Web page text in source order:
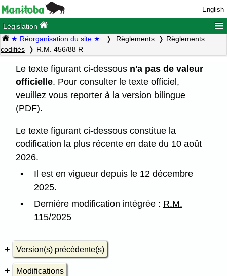
English
Législation ≡
★ Réorganisation du site ★ Règlements
Règlements
codifiés
R.M. 456/88 R
Le texte figurant ci-dessous n'a pas de valeur
officielle. Pour consulter le texte officiel,
veuillez vous reporter à laversion bilingue
(PDF).
Le texte figurant ci-dessous constitue la
codification la plus récente en date du 10 août
2026.
Il est en vigueur depuis le 12 décembre
2025.
Dernière modification intégrée : R.M.
115/2025
Version(s) précédente(s)
Modifications